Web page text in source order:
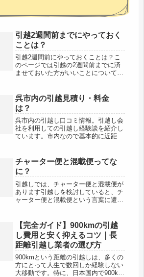
引越2週間前までにやっておく
ことは？
引越2週間前にやっておくことは？こ
のページでは引越の2週間前までに済
ませておいた方がいいことについて紹
クを見てみてください。1ヶ月前まで
に済ませておいた方がいいリスト2週
間...
呉市内の引越見積り・料金
は？
呉市内の引越し口コミ情報。引越し会
社を利用しての引越し経験談を紹介し
ています。市内なので基本的に近距離
越の予約が難しい時もありますので、
新居が決まっている人はなるべく早め
に...
チャーター便と混載便ってな
に？
引越しでは、チャーター便と混載便が
あります引越しを検討していると、チ
ャーター便と混載便という言葉に遭遇
て説明します。チャーター便のメリッ
ト・デメリットは？チャーター便はあ
な...
【完全ガイド】900kmの引越
し費用と安く抑えるコツ｜長
距離引越し業者の選び方
900kmという距離の引越しは、多くの
方にとって人生で数回しか経験しない
大移動です。特に、日本国内で900km